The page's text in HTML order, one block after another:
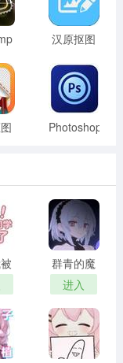
开app。
拍的内容，然后
可。
汉原抠图
Photoshop
群青的魔
女 2026最
新版
进入